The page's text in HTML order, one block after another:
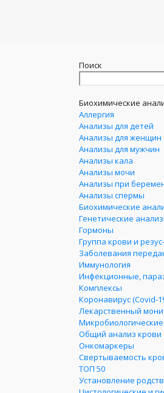
Поиск
Биохимические
Аллергия
Анализы для детей
Анализы для женщин
Анализы для мужчин
Анализы кала
Анализы мочи
Анализы при
Анализы спермы
Биохимические
Генетические
Гормоны
Группа крови и
Заболевания
Иммунология
Инфекционные,
Комплексы
Коронавирус (Covid-
Лекарственный
Общий анализ крови
Онкомаркеры
Свертываемость
ТОП 50
Установление